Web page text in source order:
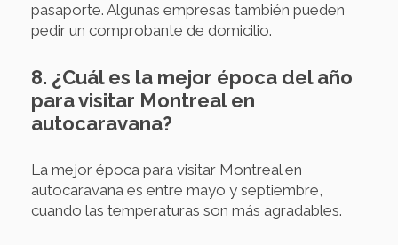
pasaporte. Algunas empresas también pueden
pedir un comprobante de domicilio.
8. ¿Cuál es la mejor época del año
para visitar Montreal en
autocaravana?
La mejor época para visitar Montreal en
autocaravana es entre mayo y septiembre,
cuando las temperaturas son más agradables.